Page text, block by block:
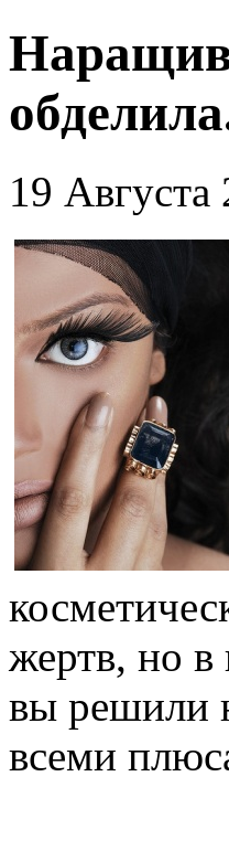
19 Августа
жертв, но в
вы решили
всеми